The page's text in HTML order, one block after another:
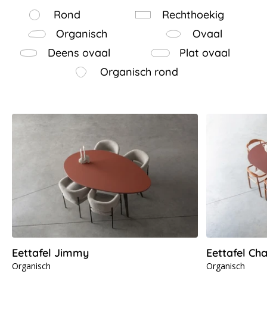
Rond
Rechthoekig
Organisch
Ovaal
Deens ovaal
Plat ovaal
Organisch rond
Eettafel Jimmy
Organisch
Eettafel
Organisch